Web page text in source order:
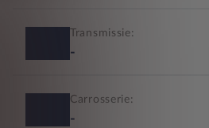
Transmissie:
-
Carrosserie:
-